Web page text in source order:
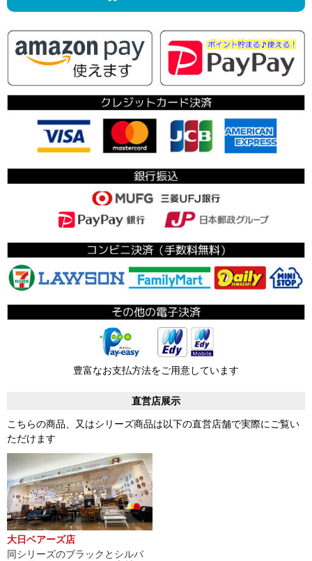
豊富なお支払方法をご用意しています
直営店展示
こちらの商品、又はシリーズ商品は以下の直営店舗で実際にご覧い
ただけます
大日ベアーズ店
同シリーズのブラックとシルバ